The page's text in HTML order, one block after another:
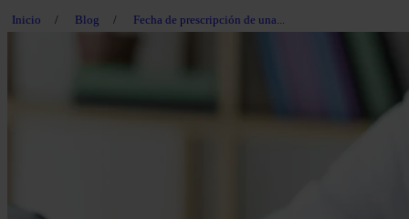
Inicio / Blog / Fecha de prescripción de una...